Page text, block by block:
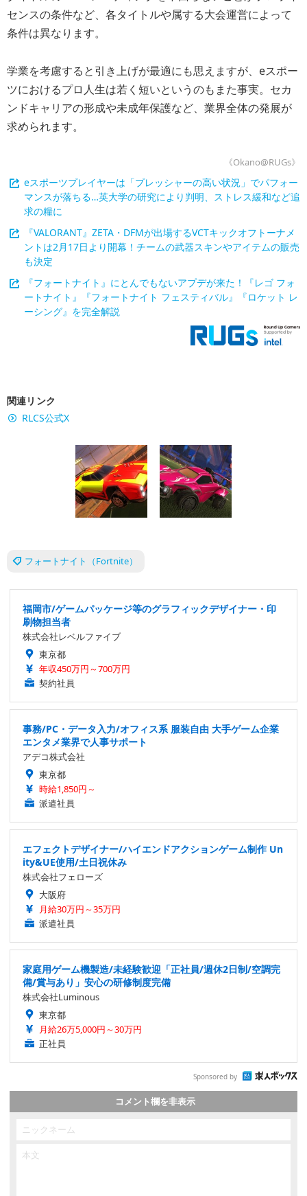
センスの条件など、各タイトルや属する大会運営によって
条件は異なります。
学業を考慮すると引き上げが最適にも思えますが、eスポー
ツにおけるプロ人生は若く短いというのもまた事実。セカ
ンドキャリアの形成や未成年保護など、業界全体の発展が
求められます。
《Okano@RUGs》
eスポーツプレイヤーは「プレッシャーの高い状況」でパフォー
マンスが落ちる…英大学の研究により判明、ストレス緩和など追
求の糧に
『VALORANT』ZETA・DFMが出場するVCTキックオフトーナメ
ントは2月17日より開幕！チームの武器スキンやアイテムの販売
も決定
『フォートナイト』にとんでもないアプデが来た！『レゴ フォ
ートナイト』『フォートナイト フェスティバル』『ロケット レ
ーシング』を完全解説
関連リンク
RLCS公式X
フォートナイト（Fortnite）
福岡市/ゲームパッケージ等のグラフィックデザイナー・印
刷物担当者
株式会社レベルファイブ
東京都
年収450万円～700万円
契約社員
事務/PC・データ入力/オフィス系 服装自由 大手ゲーム企業
エンタメ業界で人事サポート
アデコ株式会社
東京都
時給1,850円～
派遣社員
エフェクトデザイナー/ハイエンドアクションゲーム制作 Un
ity&UE使用/土日祝休み
株式会社フェローズ
大阪府
月給30万円～35万円
派遣社員
家庭用ゲーム機製造/未経験歓迎「正社員/週休2日制/空調完
備/賞与あり」安心の研修制度完備
株式会社Luminous
東京都
月給26万5,000円～30万円
正社員
Sponsored by
コメント欄を非表示